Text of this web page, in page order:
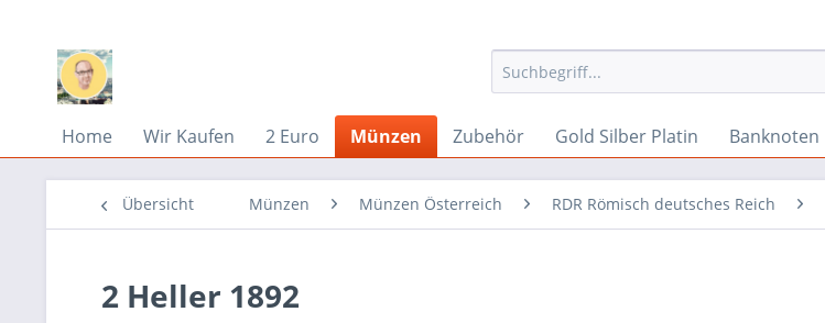
Home Wir Kaufen 2 Euro Münzen Zubehör Gold Silber Platin Banknoten
Übersicht Münzen Münzen Österreich RDR Römisch deutsches Reich
2 Heller 1892